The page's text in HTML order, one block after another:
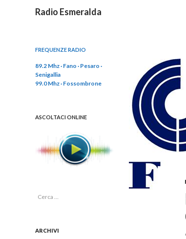
Radio Esmeralda
FREQUENZE RADIO
89.2 Mhz · Fano · Pesaro ·
Senigallia
99.0 Mhz · Fossombrone
ASCOLTACI ONLINE
R
r
ARCHIVI